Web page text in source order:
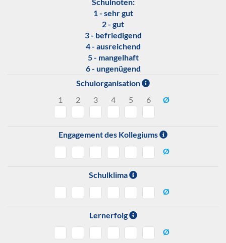
1 - sehr gut
2 - gut
3 - befriedigend
4 - ausreichend
5 - mangelhaft
6 - ungenügend
Schulorganisation
1
2 3 4 5 6 Ø
Engagement des Kollegiums
Ø
Schulklima
Ø
Lernerfolg
Ø